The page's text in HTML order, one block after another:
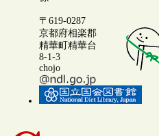
〒619-0287
京都府相楽郡
精華町精華台
8-1-3
chojo